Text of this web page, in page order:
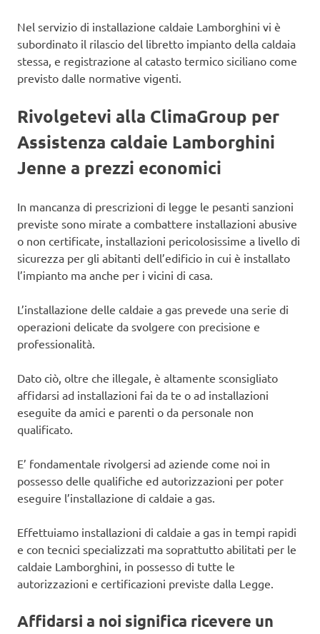
Nel servizio di installazione caldaie Lamborghini vi è
subordinato il rilascio del libretto impianto della caldaia
stessa, e registrazione al catasto termico siciliano come
previsto dalle normative vigenti.
Rivolgetevi alla ClimaGroup per
Assistenza caldaie Lamborghini
Jenne a prezzi economici
In mancanza di prescrizioni di legge le pesanti sanzioni
previste sono mirate a combattere installazioni abusive
o non certificate, installazioni pericolosissime a livello di
sicurezza per gli abitanti dell’edificio in cui è installato
l’impianto ma anche per i vicini di casa.
L’installazione delle caldaie a gas prevede una serie di
operazioni delicate da svolgere con precisione e
professionalità.
Dato ciò, oltre che illegale, è altamente sconsigliato
affidarsi ad installazioni fai da te o ad installazioni
eseguite da amici e parenti o da personale non
qualificato.
E’ fondamentale rivolgersi ad aziende come noi in
possesso delle qualifiche ed autorizzazioni per poter
eseguire l’installazione di caldaie a gas.
Effettuiamo installazioni di caldaie a gas in tempi rapidi
e con tecnici specializzati ma soprattutto abilitati per le
caldaie Lamborghini, in possesso di tutte le
autorizzazioni e certificazioni previste dalla Legge.
Affidarsi a noi significa ricevere un